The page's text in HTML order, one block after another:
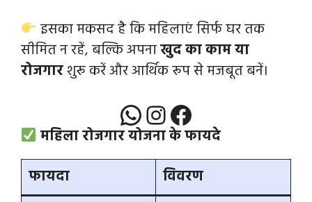
इसका मकसद है कि महिलाएं सिर्फ घर तक
सीमित न रहें, बल्कि अपनाखुद का काम या
रोजगारशुरू करें और आर्थिक रूप से मजबूत बनें।
WhatsApp
Instagram
Facebook
महिला रोजगार योजना के फायदे
फायदा
विवरण